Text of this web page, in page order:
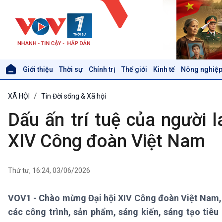
Giới thiệu Thời sự Chính trị Thế giới Kinh tế Nông
Thời sự 12h
Thời sự 18h
Thời sự 21h30
Bản tin
Xã hội
Tin Đời sống & Xã hội
Khoa học & Công nghệ
Tin Khoa học & Công nghệ
XÃ HỘI Tin Đời sống & Xã hội
Dấu ấn trí tuệ của người
XIV Công đoàn Việt Nam
Thứ tư, 16:24, 03/06/2026
VOV1 - Chào mừng Đại hội XIV Công đoàn Việt
các công trình, sản phẩm, sáng kiến, sáng tạo